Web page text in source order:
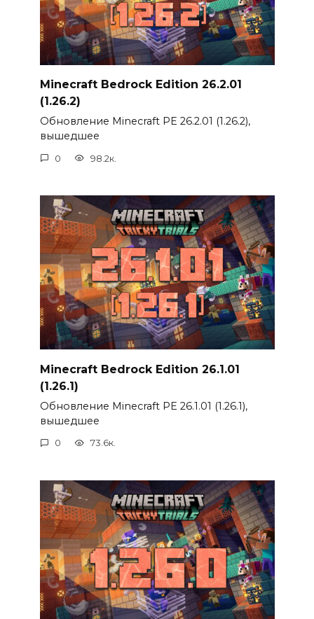
Minecraft Bedrock Edition 26.2.01
(1.26.2)
Обновление Minecraft PE 26.2.01 (1.26.2),
вышедшее
0 98.2к.
Minecraft Bedrock Edition 26.1.01
(1.26.1)
Обновление Minecraft PE 26.1.01 (1.26.1),
вышедшее
0 73.6к.